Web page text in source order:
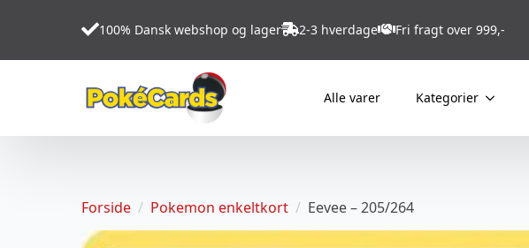
100% Dansk webshop og lager 2-3 hverdage Fri fragt over 999,-
Alle varer Kategorier
Forside Pokemon enkeltkort Eevee – 205/264